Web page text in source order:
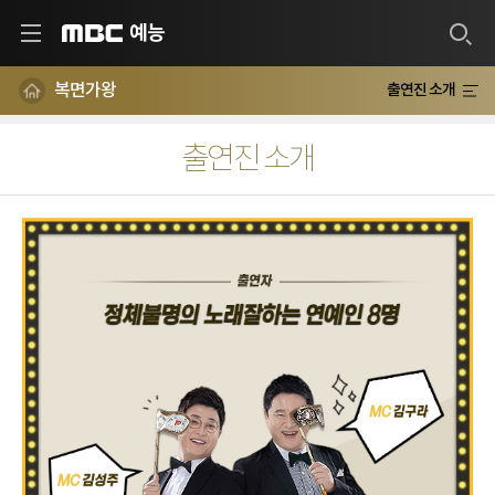
예능
복면가왕 출연진 소개
출연진 소개